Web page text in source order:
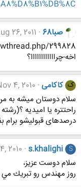
صبا68
26, 2011
اخه-چراااااااااااا؟
ک کاکامی 4, 2010
سلام دوستان میشه به
درصدهای قبولیشو برام
S
s.khalighi
2010
سلام دوست عزيز،
روز مهندس رو تبريك